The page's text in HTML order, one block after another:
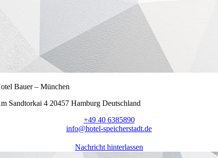
Bauer – München
Sandtorkai 4 20457 Hamburg Deutschland
+49 40 6385890
info@hotel-speicherstadt.de
Nachricht hinterlassen